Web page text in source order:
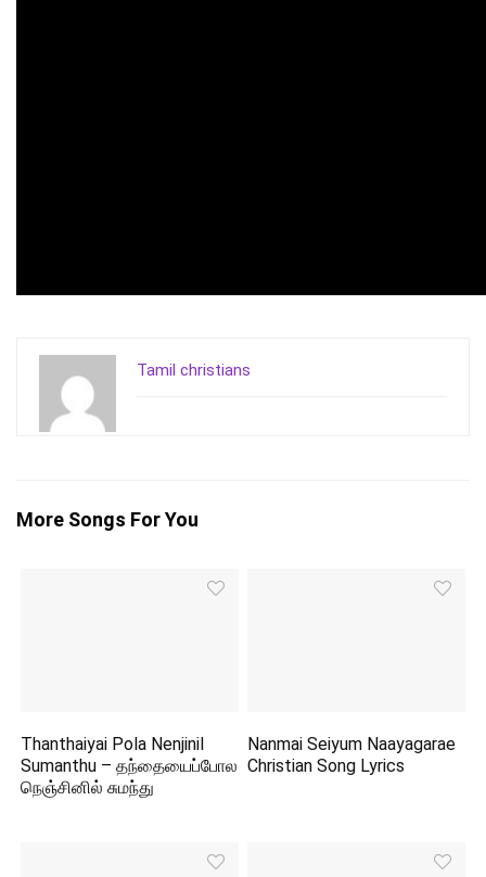
Tamil christians
More Songs For You
Thanthaiyai Pola Nenjinil
Sumanthu – தந்தையைப்போல
நெஞ்சினில் சுமந்து
Nanmai Seiyum Naayagarae
Christian Song Lyrics